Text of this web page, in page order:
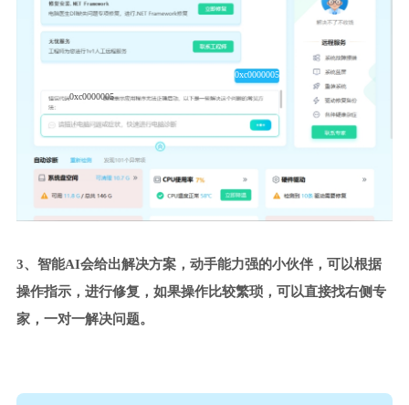
0xc0000005
0xc0000005
3、智能AI会给出解决方案，动手能力强的小伙伴，可以根据
操作指示，进行修复，如果操作比较繁琐，可以直接找右侧专
家，一对一解决问题。